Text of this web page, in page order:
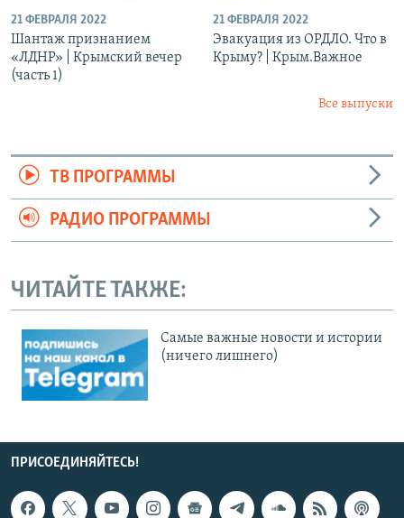
21 ФЕВРАЛЯ 2022
Шантаж признанием
«ЛДНР» | Крымский вечер
(часть 1)
21 ФЕВРАЛЯ 2022
Эвакуация из ОРДЛО. Что в
Крыму? | Крым.Важное
Все выпуски
ТВ ПРОГРАММЫ
РАДИО ПРОГРАММЫ
ЧИТАЙТЕ ТАКЖЕ:
Cамые важные новости и истории
(ничего лишнего)
ПРИСОЕДИНЯЙТЕСЬ!